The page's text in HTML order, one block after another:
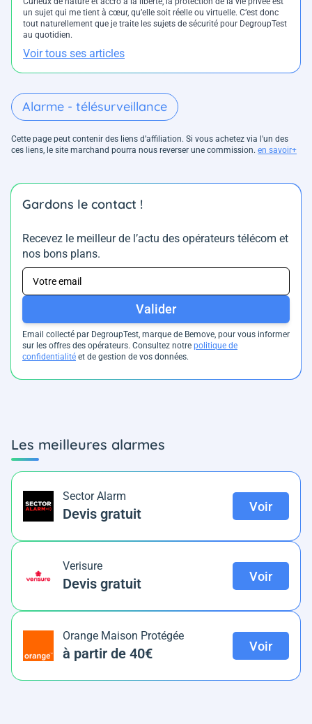
un sujet qui me tient à cœur, qu’elle soit réelle ou virtuelle. C’est donc
tout naturellement que je traite les sujets de sécurité pour DegroupTest
au quotidien.
Voir tous ses articles
Alarme - télésurveillance
Cette page peut contenir des liens d’affiliation. Si vous achetez via l'un des
ces liens, le site marchand pourra nous reverser une commission. en savoir+
Gardons le contact !
Recevez le meilleur de l’actu des opérateurs télécom et
nos bons plans.
Valider
Email collecté par DegroupTest, marque de Bemove, pour vous informer
sur les offres des opérateurs. Consultez notre politique de
confidentialité et de gestion de vos données.
Les meilleures alarmes
Sector Alarm
Devis gratuit Voir
Verisure
Devis gratuit Voir
Orange Maison Protégée
à partir de 40€ Voir